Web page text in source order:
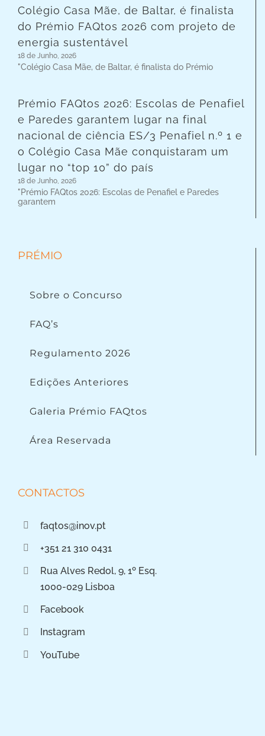
Colégio Casa Mãe, de Baltar, é finalista
do Prémio FAQtos 2026 com projeto de
energia sustentável
18 de Junho, 2026
"Colégio Casa Mãe, de Baltar, é finalista do Prémio
Prémio FAQtos 2026: Escolas de Penafiel
e Paredes garantem lugar na final
nacional de ciência ES/3 Penafiel n.º 1 e
o Colégio Casa Mãe conquistaram um
lugar no “top 10” do país
18 de Junho, 2026
"Prémio FAQtos 2026: Escolas de Penafiel e Paredes
garantem
PRÉMIO
Sobre o Concurso
FAQ’s
Regulamento 2026
Edições Anteriores
Galeria Prémio FAQtos
Área Reservada
CONTACTOS
faqtos@inov.pt
+351 21 310 0431
Rua Alves Redol, 9, 1º Esq.
1000-029 Lisboa
Facebook
Instagram
YouTube